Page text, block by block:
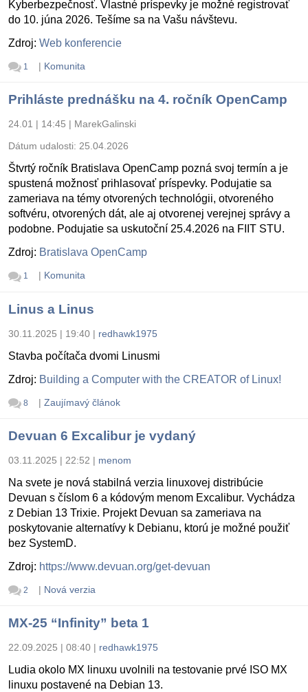
Kyberbezpečnosť. Vlastné príspevky je možné registrovať
do 10. júna 2026. Tešíme sa na Vašu návštevu.
Zdroj: Web konferencie
1 | Komunita
Prihláste prednášku na 4. ročník OpenCamp
24.01 | 14:45 | MarekGalinski
Dátum udalosti: 25.04.2026
Štvrtý ročník Bratislava OpenCamp pozná svoj termín a je
spustená možnosť prihlasovať príspevky. Podujatie sa
zameriava na témy otvorených technológii, otvoreného
softvéru, otvorených dát, ale aj otvorenej verejnej správy a
podobne. Podujatie sa uskutoční 25.4.2026 na FIIT STU.
Zdroj: Bratislava OpenCamp
1 | Komunita
Linus a Linus
30.11.2025 | 19:40 | redhawk1975
Stavba počítača dvomi Linusmi
Zdroj: Building a Computer with the CREATOR of Linux!
8 | Zaujímavý článok
Devuan 6 Excalibur je vydaný
03.11.2025 | 22:52 | menom
Na svete je nová stabilná verzia linuxovej distribúcie
Devuan s číslom 6 a kódovým menom Excalibur. Vychádza
z Debian 13 Trixie. Projekt Devuan sa zameriava na
poskytovanie alternatívy k Debianu, ktorú je možné použiť
bez SystemD.
Zdroj: https://www.devuan.org/get-devuan
2 | Nová verzia
MX-25 “Infinity” beta 1
22.09.2025 | 08:40 | redhawk1975
Ludia okolo MX linuxu uvolnili na testovanie prvé ISO MX
linuxu postavené na Debian 13.